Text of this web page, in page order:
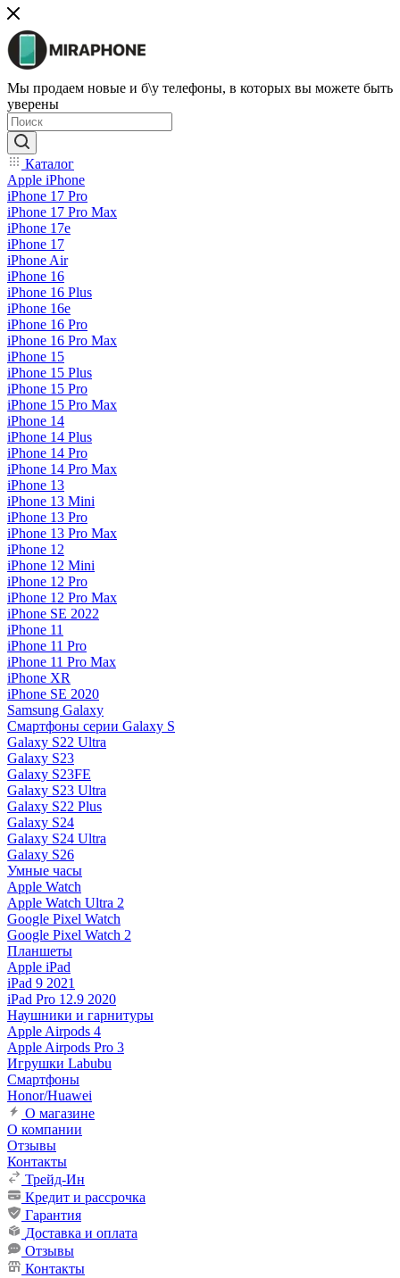
Мы продаем новые и б\у телефоны, в которых вы можете быть
уверены
Каталог
Apple iPhone
iPhone 17 Pro
iPhone 17 Pro Max
iPhone 17e
iPhone 17
iPhone Air
iPhone 16
iPhone 16 Plus
iPhone 16e
iPhone 16 Pro
iPhone 16 Pro Max
iPhone 15
iPhone 15 Plus
iPhone 15 Pro
iPhone 15 Pro Max
iPhone 14
iPhone 14 Plus
iPhone 14 Pro
iPhone 14 Pro Max
iPhone 13
iPhone 13 Mini
iPhone 13 Pro
iPhone 13 Pro Max
iPhone 12
iPhone 12 Mini
iPhone 12 Pro
iPhone 12 Pro Max
iPhone SE 2022
iPhone 11
iPhone 11 Pro
iPhone 11 Pro Max
iPhone XR
iPhone SE 2020
Samsung Galaxy
Смартфоны серии Galaxy S
Galaxy S22 Ultra
Galaxy S23
Galaxy S23FE
Galaxy S23 Ultra
Galaxy S22 Plus
Galaxy S24
Galaxy S24 Ultra
Galaxy S26
Умные часы
Apple Watch
Apple Watch Ultra 2
Google Pixel Watch
Google Pixel Watch 2
Планшеты
Apple iPad
iPad 9 2021
iPad Pro 12.9 2020
Наушники и гарнитуры
Apple Airpods 4
Apple Airpods Pro 3
Игрушки Labubu
Смартфоны
Honor/Huawei
О магазине
О компании
Отзывы
Контакты
Трейд-Ин
Кредит и рассрочка
Гарантия
Доставка и оплата
Отзывы
Контакты